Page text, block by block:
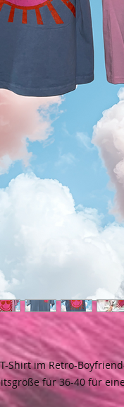
Shirt im Retro-
für 36-40 für